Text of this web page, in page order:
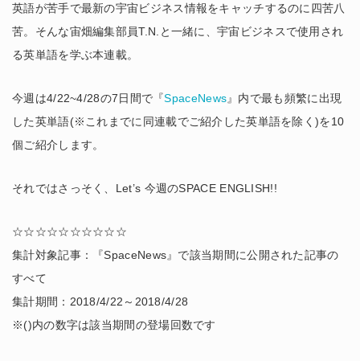
英語が苦手で最新の宇宙ビジネス情報をキャッチするのに四苦八
苦。そんな宙畑編集部員T.N.と一緒に、宇宙ビジネスで使用され
る英単語を学ぶ本連載。
今週は4/22~4/28の7日間で『SpaceNews』内で最も頻繁に出現
した英単語(※これまでに同連載でご紹介した英単語を除く)を10
個ご紹介します。
それではさっそく、Let’s 今週のSPACE ENGLISH!!
☆☆☆☆☆☆☆☆☆☆
集計対象記事：『SpaceNews』で該当期間に公開された記事の
すべて
集計期間：2018/4/22～2018/4/28
※()内の数字は該当期間の登場回数です